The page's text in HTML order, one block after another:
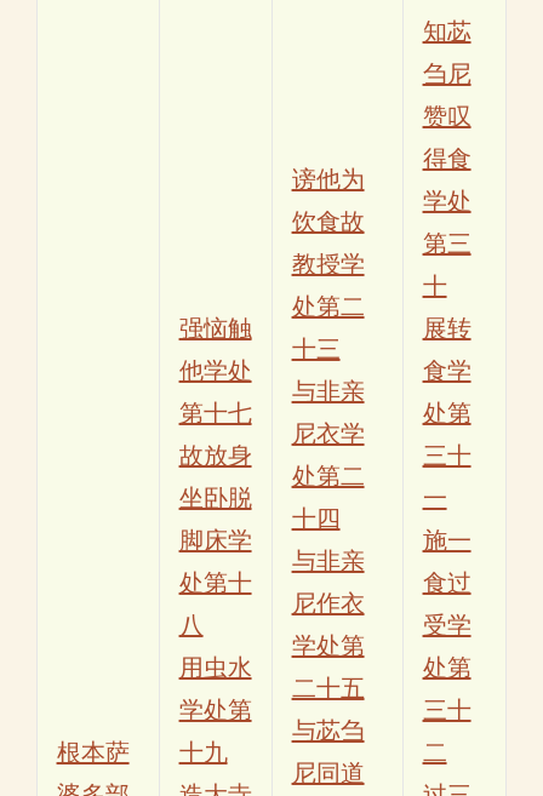
根本萨
强恼触
他学处
第十七
故放身
坐卧脱
脚床学
处第十
八
用虫水
学处第
十九
谤他为
饮食故
教授学
处第二
十三
与非亲
尼衣学
处第二
十四
与非亲
尼作衣
学处第
二十五
与苾刍
尼同道
知苾
刍尼
赞叹
得食
学处
第三
十
展转
食学
处第
三十
一
施一
食过
受学
处第
三十
二